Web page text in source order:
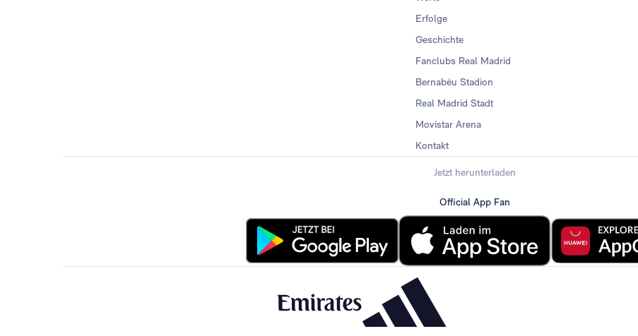
Erfolge
Geschichte
Fanclubs Real Madrid
Bernabéu Stadion
Real Madrid Stadt
Movistar Arena
Kontakt
Jetzt herunterladen
Official App Fan